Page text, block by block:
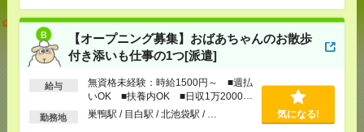
【オープニング募集】おばあちゃんのお散歩
付き添いも仕事の1つ[派遣]
給与
無資格未経験：時給1500円～ ■週払
いOK ■扶養内OK ■日収1万2000円
以上
勤務地 巣鴨駅 / 目白駅 / 北池袋駅 / … 気になる!
志望動機も履歴書も不要！日収1.2万円～＊未経験OK
の介護[派遣]
[給 与]無資格未経験：時給1500円～ ■週払い
OK ■扶養内OK ■日収1万2000円以上
交通費全額支給
[勤務地]成増駅/地下鉄成増駅/ときわ台(東京都)駅
気になる！